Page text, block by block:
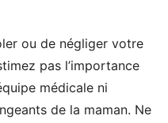
ou de négliger votre
pas l’importance
médicale ni
de la maman. Ne